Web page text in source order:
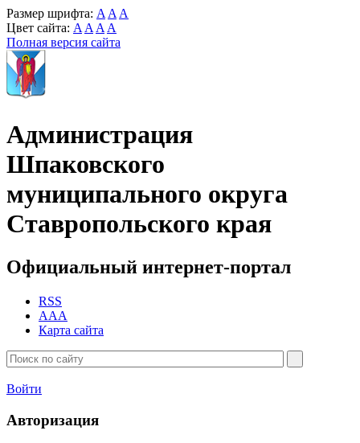
Размер шрифта: A A A
Цвет сайта: A A A A
Полная версия сайта
Администрация
Шпаковского
муниципального округа
Ставропольского края
Официальный интернет-портал
RSS
AAA
Карта сайта
Войти
Авторизация